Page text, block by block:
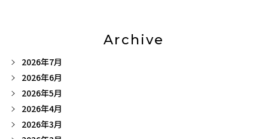
Archive
2026年7月
2026年6月
2026年5月
2026年4月
2026年3月